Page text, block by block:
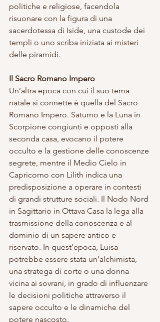
politiche e religiose, facendola
risuonare con la figura di una
sacerdotessa di Iside, una custode dei
templi o uno scriba iniziata ai misteri
delle piramidi.
Il Sacro Romano Impero
Un’altra epoca con cui il suo tema
natale si connette è quella del Sacro
Romano Impero. Saturno e la Luna in
Scorpione congiunti e opposti alla
seconda casa, evocano il potere
occulto e la gestione delle conoscenze
segrete, mentre il Medio Cielo in
Capricorno con Lilith indica una
predisposizione a operare in contesti
di grandi strutture sociali. Il Nodo Nord
in Sagittario in Ottava Casa la lega alla
trasmissione della conoscenza e al
dominio di un sapere antico e
riservato. In quest’epoca, Luisa
potrebbe essere stata un’alchimista,
una stratega di corte o una donna
vicina ai sovrani, in grado di influenzare
le decisioni politiche attraverso il
sapere occulto e le dinamiche del
potere nascosto.